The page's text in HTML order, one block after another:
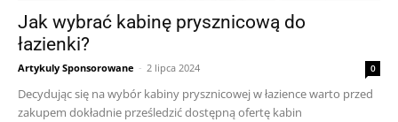
Jak wybrać kabinę prysznicową do
łazienki?
Artykuly Sponsorowane - 2 lipca 2024 0
Decydując się na wybór kabiny prysznicowej w łazience warto przed
zakupem dokładnie prześledzić dostępną ofertę kabin